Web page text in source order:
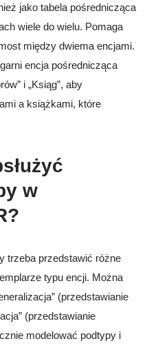
jako tabela pośrednicząca
wiele do wielu. Pomaga
między dwiema encjami.
encja pośrednicząca
i „Ksiąg”, aby
a książkami, które
w
trzeba przedstawić różne
typu encji. Można
(przedstawianie
(przedstawianie
modelować podtypy i